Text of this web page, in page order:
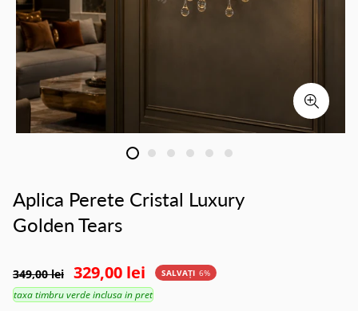
Aplica Perete Cristal Luxury
Golden Tears
349,00 lei 329,00 lei SALVAȚI 6%
taxa timbru verde inclusa in pret